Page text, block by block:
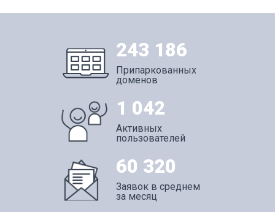
243 186
Припаркованных
доменов
1 042
Активных
пользователей
60 320
Заявок в среднем
за месяц